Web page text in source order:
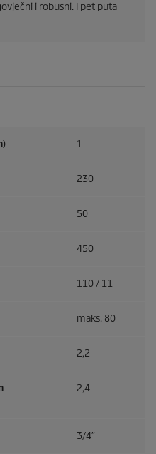
i robusni. I pet puta
1
230
50
450
110 / 11
maks. 80
2,2
2,4
3/4″